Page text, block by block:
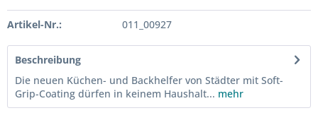
Artikel-Nr.: 011_00927
Beschreibung
Die neuen Küchen- und Backhelfer von Städter mit Soft-
Grip-Coating dürfen in keinem Haushalt... mehr